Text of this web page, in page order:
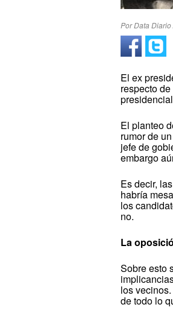
Por Data
El ex
respecto
El planteo
rumor de
jefe de
embargo
Es decir,
habría
los
no.
La
Sobre esto
los
de todo lo